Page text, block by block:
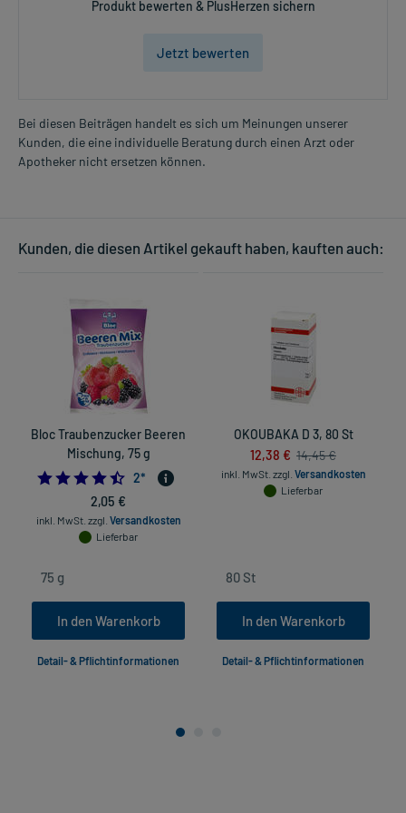
Produkt bewerten & PlusHerzen sichern
Jetzt bewerten
Bei diesen Beiträgen handelt es sich um Meinungen unserer
Kunden, die eine individuelle Beratung durch einen Arzt oder
Apotheker nicht ersetzen können.
Kunden, die diesen Artikel gekauft haben, kauften auch:
Bloc Traubenzucker Beeren
Mischung, 75 g
4.5
2*
2,05 €
inkl. MwSt. zzgl. Versandkosten
Lieferbar
In den Warenkorb
Detail- & Pflichtinformationen
OKOUBAKA D 3, 80 St
12,38 € 14,45 €
inkl. MwSt. zzgl. Versandkosten
Lieferbar
In den Warenkorb
Detail- & Pflichtinformationen